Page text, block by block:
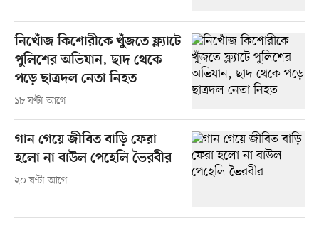
নিখোঁজ কিশোরীকে খুঁজতে ফ্ল্যাটে
পুলিশের অভিযান, ছাদ থেকে
পড়ে ছাত্রদল নেতা নিহত
১৮ ঘণ্টা আগে
গান গেয়ে জীবিত বাড়ি ফেরা
হলো না বাউল পেহেলি ভৈরবীর
২০ ঘণ্টা আগে